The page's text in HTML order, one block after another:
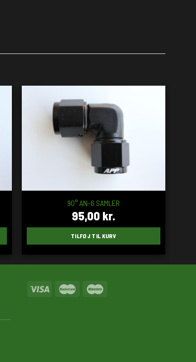
90° AN-6 SAMLER
95,00 kr.
TILFØJ TIL KURV